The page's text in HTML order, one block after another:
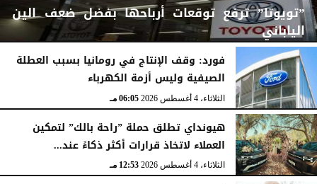
”تويوتا” ترفع توقعات أرباحها بفضل ضعف الين
الياباني
الثلاثاء، 4 أغسطس 2026 06:06 مـ
فورد: وقف الإنتاج في رومانيا بسبب العطلة
الصيفية وليس أزمة الكهرباء
الثلاثاء، 4 أغسطس 2026 06:05 مـ
هيونداي تطلق حملة ”راحة بالك” لتمكين
العملاء لاتخاذ قرارات أكثر ذكاءً عند...
الثلاثاء، 4 أغسطس 2026 12:53 مـ